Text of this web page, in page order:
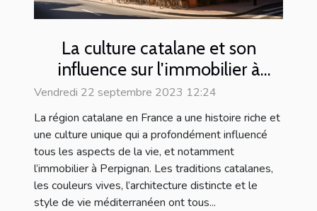
La culture catalane et son
influence sur l'immobilier à
Perpignan
Vendredi 22 septembre 2023 12:24
La région catalane en France a une histoire riche et
une culture unique qui a profondément influencé
tous les aspects de la vie, et notamment
l’immobilier à Perpignan. Les traditions catalanes,
les couleurs vives, l’architecture distincte et le
style de vie méditerranéen ont tous...